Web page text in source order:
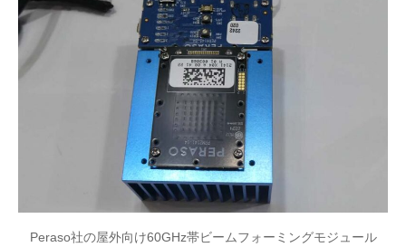
Peraso社の屋外向け60GHz帯ビームフォーミングモジュール